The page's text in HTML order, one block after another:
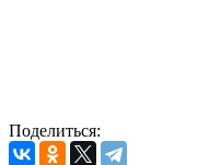
Поделиться: